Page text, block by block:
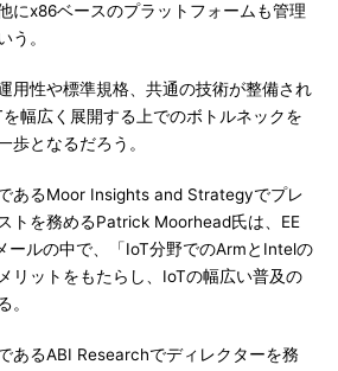
にx86ベースのプラットフォームも管理
う。
用性や標準規格、共通の技術が整備され
幅広く展開する上でのボトルネックを
歩となるだろう。
あるMoor Insights and Strategyでプレ
トを務めるPatrick Moorhead氏は、EE
ールの中で、「IoT分野でのArmとIntelの
リットをもたらし、IoTの幅広い普及の
。
あるABI Researchでディレクターを務